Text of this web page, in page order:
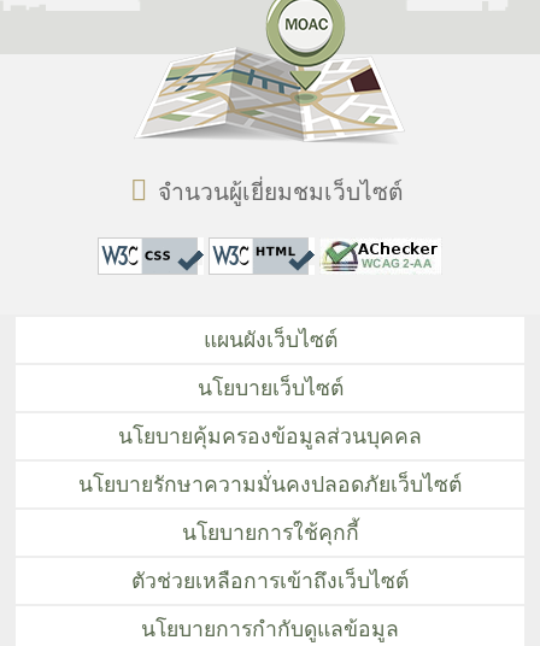
จำนวนผู้เยี่ยมชมเว็บไซต์
แผนผังเว็บไซต์
นโยบายเว็บไซต์
นโยบายคุ้มครองข้อมูลส่วนบุคคล
นโยบายรักษาความมั่นคงปลอดภัยเว็บไซต์
นโยบายการใช้คุกกี้
ตัวช่วยเหลือการเข้าถึงเว็บไซต์
นโยบายการกำกับดูแลข้อมูล